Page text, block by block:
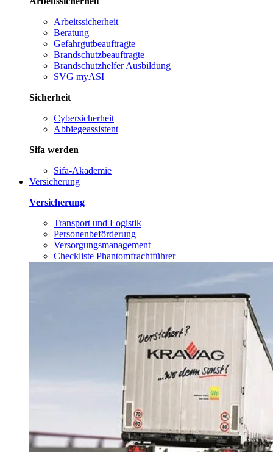
Arbeitssicherheit
Beratung
Gefahrgutbeauftragte
Brandschutzbeauftragte
Brandschutzhelfer Ausbildung
SVG myASI
Sicherheit
Cybersicherheit
Abbiegeassistent
Sifa werden
Sifa-Akademie
Versicherung
Versicherung
Transport und Logistik
Personenbeförderung
Versorgungsmanagement
Checkliste Phantomfrachtführer